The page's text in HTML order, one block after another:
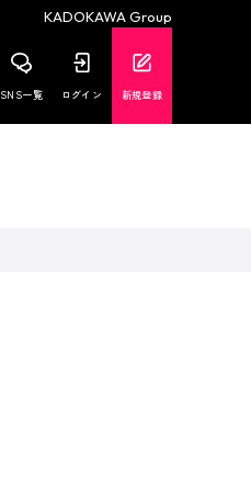
KADOKAWA Group
SNS一覧 ログイン 新規登録